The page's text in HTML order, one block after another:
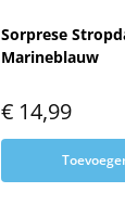
Sorprese
Marineblauw
€ 14,99